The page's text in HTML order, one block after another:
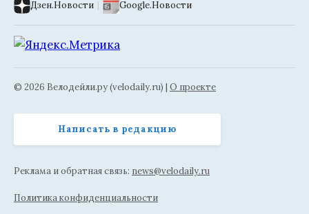
Дзен.Новости | Google.Новости
© 2026 Велодейли.ру (velodaily.ru) | О проекте
Написать в редакцию
Реклама и обратная связь: news@velodaily.ru
Политика конфиденциальности